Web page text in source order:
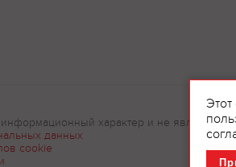
характер и не являются
данных
cookie